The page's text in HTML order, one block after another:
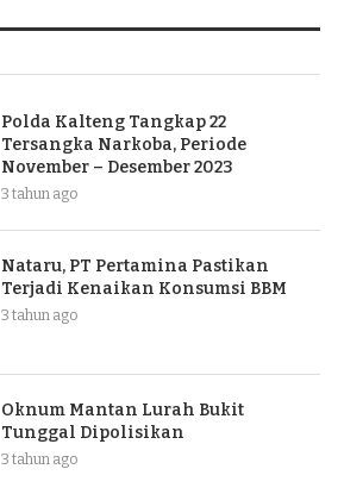
Polda Kalteng Tangkap 22
Tersangka Narkoba, Periode
November – Desember 2023
3 tahun ago
Nataru, PT Pertamina Pastikan
Terjadi Kenaikan Konsumsi BBM
3 tahun ago
Oknum Mantan Lurah Bukit
Tunggal Dipolisikan
3 tahun ago